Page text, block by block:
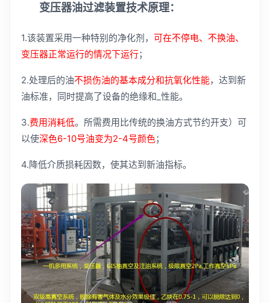
变压器油过滤装置技术原理：
1.该装置采用一种特别的净化剂， 可在不停电、不换油、
变压器正常运行的情况下运行；
2.处理后的油不损伤油的基本成分和抗氧化性能，达到新
油标准，同时提高了设备的绝缘和_性能。
3.费用消耗低。所需费用比传统的换油方式节约开支） 可
以使深色6-10号油变为2-4号颜色；
4.降低介质损耗因数，使其达到新油指标。